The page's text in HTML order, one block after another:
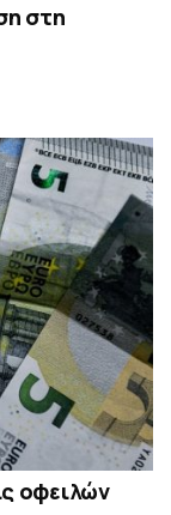
στη
οφειλών